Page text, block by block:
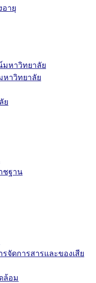
อายุ
หาวิทยาลัย
าวิทยาลัย
ย
ชฐาน
จัดการสารและของเสีย
ล้อม